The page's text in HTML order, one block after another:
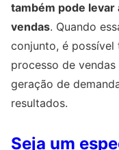
também pode levar
vendas. Quando
conjunto, é possível
processo de
geração de
resultados.
Seja um